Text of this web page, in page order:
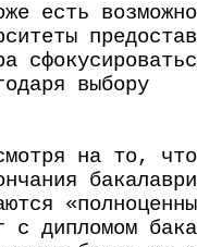
есть
выбору
на то, что
с дипломом